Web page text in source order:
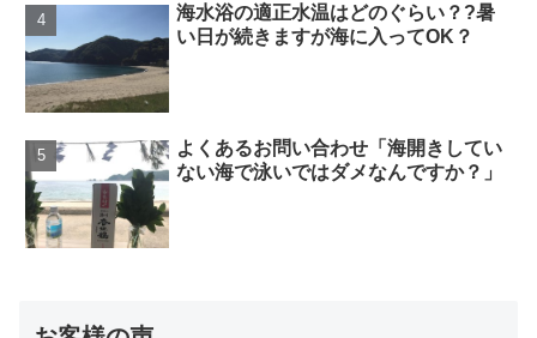
海水浴の適正水温はどのぐらい？?暑
い日が続きますが海に入ってOK？
よくあるお問い合わせ「海開きしてい
ない海で泳いではダメなんですか？」